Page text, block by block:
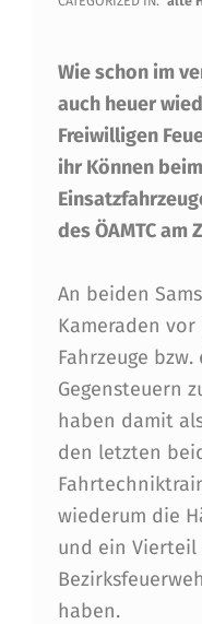
E
U
T
F
A
H
R
T
E
C
H
N
I
K
Wie schon im
auch heuer
Freiwilligen
ihr Können
des ÖAMTC
An beiden
Kameraden vor
Fahrzeuge
Gegensteuern
haben damit
den letzten
wiederum die
und ein Vierteil
haben.